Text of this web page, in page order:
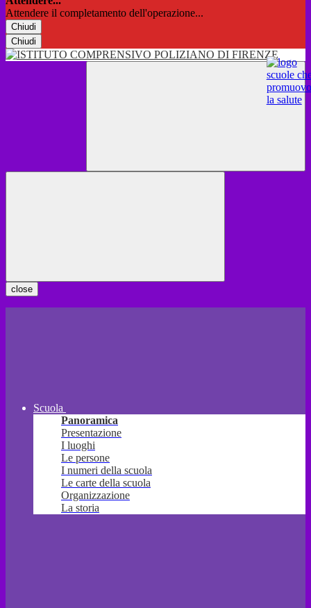
Attendere il completamento dell'operazione...
Chiudi
Chiudi
close
Scuola
Panoramica
Presentazione
I luoghi
Le persone
I numeri della scuola
Le carte della scuola
Organizzazione
La storia